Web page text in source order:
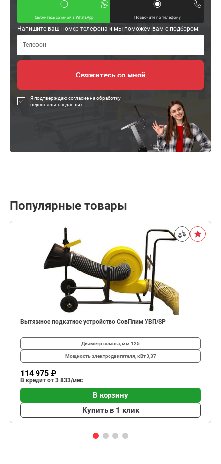
Свяжитесь со мной в WhatsApp Позвоните по телефону
Напишите ваш номер телефона и мы поможем вам с подбором:
Я подтверждаю согласие на обработку
персональных данных
Популярные товары
Вытяжное подкатное устройство СовПлим УВП/SP
Диаметр шланга, мм 125
Мощность электродвигателя, кВт0,37
114 975 ₽
В кредит от 3 833/мес
В корзину
Купить в 1 клик